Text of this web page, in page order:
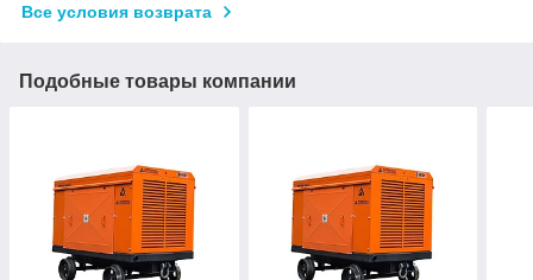
Все условия возврата
Подобные товары компании